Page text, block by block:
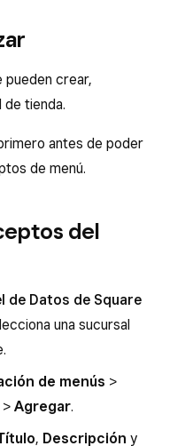
pueden crear,
de tienda.
antes de poder
de menú.
del
de Datos de Square
una sucursal
de menús >
> Agregar.
, Descripción y